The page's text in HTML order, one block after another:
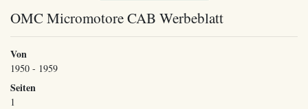
OMC Micromotore CAB Werbeblatt
Von
1950 - 1959
Seiten
1